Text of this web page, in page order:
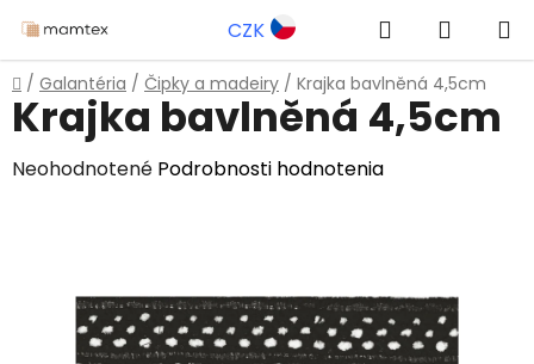
na
obsah
CZK Hľadať
KOŠÍK
Domov
/ Galantéria / Čipky a madeiry / Krajka bavlněná 4,5cm
Krajka bavlněná 4,5cm
Priemerné
Neohodnotené Podrobnosti hodnotenia